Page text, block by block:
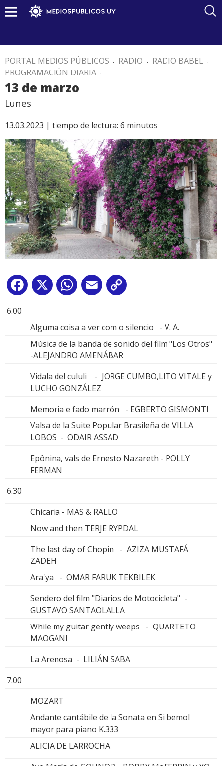
PORTAL MEDIOS PÚBLICOS . RADIO . RADIO BABEL .
PROGRAMACIÓN DIARIA .
13 de marzo
Lunes
13.03.2023 | tiempo de lectura: 6 minutos
Facebook
X WhatsApp
Email
6.00
Alguma coisa a ver com o silencio - V. A.
Música de la banda de sonido del film "Los Otros"
-ALEJANDRO AMENÁBAR
Vidala del cululi - JORGE CUMBO,LITO VITALE y
LUCHO GONZÁLEZ
Memoria e fado marrón - EGBERTO GISMONTI
Valsa de la Suite Popular Brasileña de VILLA
LOBOS - ODAIR ASSAD
Epônina, vals de Ernesto Nazareth - POLLY
FERMAN
6.30
Chicaria - MAS & RALLO
Now and then TERJE RYPDAL
The last day of Chopin - AZIZA MUSTAFÁ
ZADEH
Ara'ya - OMAR FARUK TEKBILEK
Sendero del film "Diarios de Motocicleta" -
GUSTAVO SANTAOLALLA
While my guitar gently weeps - QUARTETO
MAOGANI
La Arenosa - LILIÁN SABA
7.00
MOZART
Andante cantábile de la Sonata en Si bemol
mayor para piano K.333
ALICIA DE LARROCHA